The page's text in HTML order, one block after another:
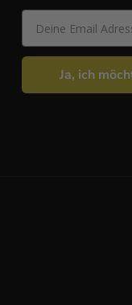
Email
Ja, ich